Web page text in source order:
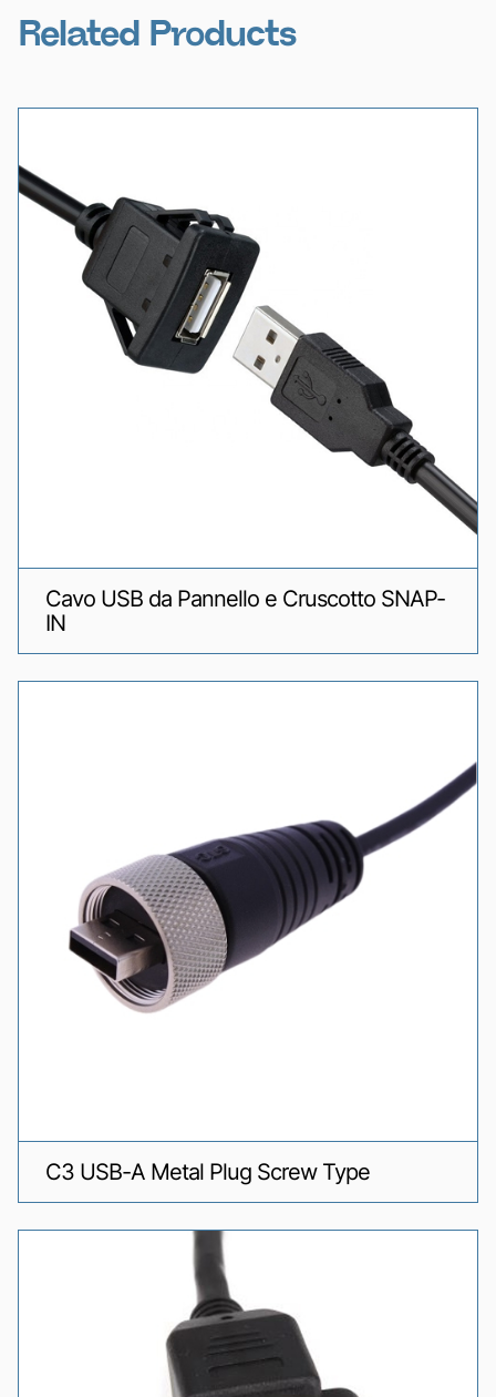
Related Products
Cavo USB da Pannello e Cruscotto SNAP-
IN
C3 USB-A Metal Plug Screw Type